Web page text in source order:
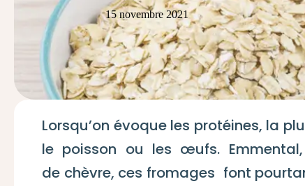
15 novembre 2021
Lorsqu’on évoque les protéines, la
le poisson ou les œufs.
de chèvre, ces fromages font